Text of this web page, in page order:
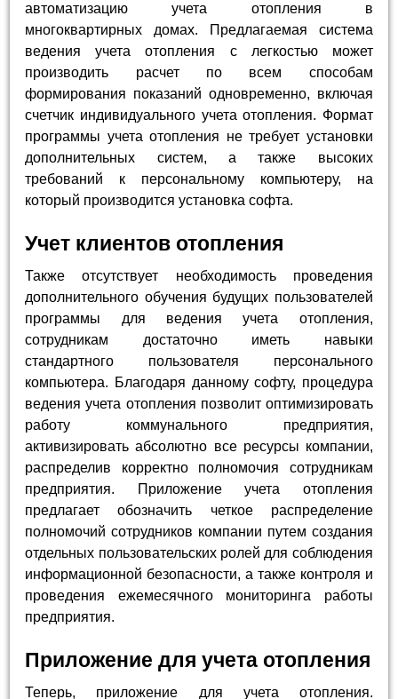
автоматизацию учета отопления в
многоквартирных домах. Предлагаемая система
ведения учета отопления с легкостью может
производить расчет по всем способам
формирования показаний одновременно, включая
счетчик индивидуального учета отопления. Формат
программы учета отопления не требует установки
дополнительных систем, а также высоких
требований к персональному компьютеру, на
который производится установка софта.
Учет клиентов отопления
Также отсутствует необходимость проведения
дополнительного обучения будущих пользователей
программы для ведения учета отопления,
сотрудникам достаточно иметь навыки
стандартного пользователя персонального
компьютера. Благодаря данному софту, процедура
ведения учета отопления позволит оптимизировать
работу коммунального предприятия,
активизировать абсолютно все ресурсы компании,
распределив корректно полномочия сотрудникам
предприятия. Приложение учета отопления
предлагает обозначить четкое распределение
полномочий сотрудников компании путем создания
отдельных пользовательских ролей для соблюдения
информационной безопасности, а также контроля и
проведения ежемесячного мониторинга работы
предприятия.
Приложение для учета отопления
Теперь, приложение для учета отопления.